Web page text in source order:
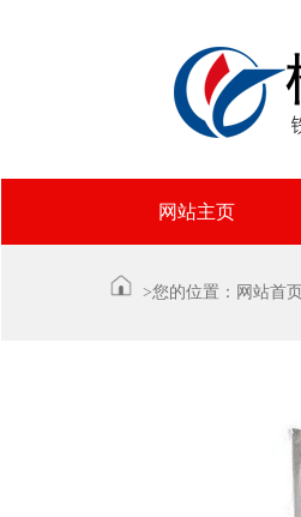
网站主页
>您的位置： 网站首页